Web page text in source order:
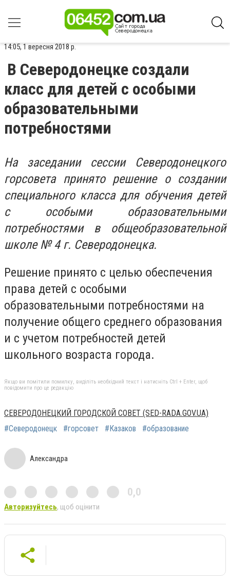
14:05, 1 вересня 2018 р.
В Северодонецке создали
класс для детей с особыми
образовательными
потребностями
На заседании сессии Северодонецкого
горсовета принято решение о создании
специального класса для обучения детей
с особыми образовательными
потребностями в общеобразовательной
школе № 4 г. Северодонецка.
Решение принято с целью обеспечения
права детей с особыми
образовательными потребностями на
получение общего среднего образования
и с учетом потребностей детей
школьного возраста города.
Якщо ви помітили помилку, виділіть необхідний текст і натисніть Ctrl + Enter, щоб
повідомити про це редакцію
СЕВЕРОДОНЕЦКИЙ ГОРОДСКОЙ СОВЕТ (SED-RADA.GOV.UA)
#Северодонецк
#горсовет #Казаков #образование
Александра
0,0
Авторизуйтесь, щоб оцінити